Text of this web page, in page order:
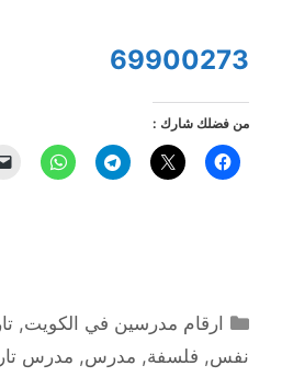
69900273
من فضلك شارك :
التصنيفات
ارقام مدرسين في الكويت,
نفس, فلسفة, مدرس, مدرس